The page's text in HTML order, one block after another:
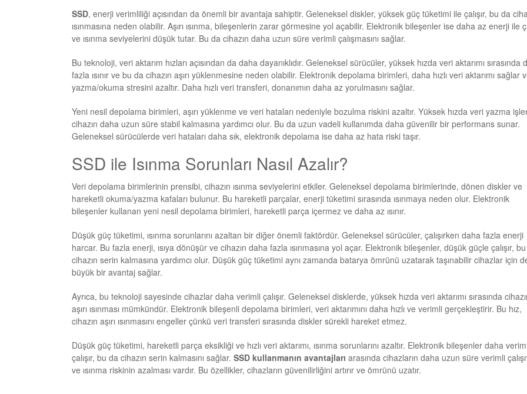
SSD, enerji verimliliği açısından da önemli bir avantaja sahiptir. Geleneksel diskler, yüksek güç tüketimi ile çalışır, bu da
ısınmasına neden olabilir. Aşırı ısınma, bileşenlerin zarar görmesine yol açabilir. Elektronik bileşenler ise daha az enerji ile
ve ısınma seviyelerini düşük tutar. Bu da cihazın daha uzun süre verimli çalışmasını sağlar.
Bu teknoloji, veri aktarım hızları açısından da daha dayanıklıdır. Geleneksel sürücüler, yüksek hızda veri aktarımı sırasında
fazla ısınır ve bu da cihazın aşırı yüklenmesine neden olabilir. Elektronik depolama birimleri, daha hızlı veri aktarımı sağlar
yazma/okuma stresini azaltır. Daha hızlı veri transferi, donanımın daha az yorulmasını sağlar.
Yeni nesil depolama birimleri, aşırı yüklenme ve veri hataları nedeniyle bozulma riskini azaltır. Yüksek hızda veri yazma
cihazın daha uzun süre stabil kalmasına yardımcı olur. Bu da uzun vadeli kullanımda daha güvenilir bir performans sunar.
Geleneksel sürücülerde veri hataları daha sık, elektronik depolama ise daha az hata riski taşır.
SSD ile Isınma Sorunları Nasıl Azalır?
Veri depolama birimlerinin prensibi, cihazın ısınma seviyelerini etkiler. Geleneksel depolama birimlerinde, dönen diskler ve
hareketli okuma/yazma kafaları bulunur. Bu hareketli parçalar, enerji tüketimi sırasında ısınmaya neden olur. Elektronik
bileşenler kullanan yeni nesil depolama birimleri, hareketli parça içermez ve daha az ısınır.
Düşük güç tüketimi, ısınma sorunlarını azaltan bir diğer önemli faktördür. Geleneksel sürücüler, çalışırken daha fazla enerji
harcar. Bu fazla enerji, ısıya dönüşür ve cihazın daha fazla ısınmasına yol açar. Elektronik bileşenler, düşük güçle çalışır,
cihazın serin kalmasına yardımcı olur. Düşük güç tüketimi aynı zamanda batarya ömrünü uzatarak taşınabilir cihazlar için
büyük bir avantaj sağlar.
Ayrıca, bu teknoloji sayesinde cihazlar daha verimli çalışır. Geleneksel disklerde, yüksek hızda veri aktarımı sırasında
aşırı ısınması mümkündür. Elektronik bileşenli depolama birimleri, veri aktarımını daha hızlı ve verimli gerçekleştirir. Bu hız,
cihazın aşırı ısınmasını engeller çünkü veri transferi sırasında diskler sürekli hareket etmez.
Düşük güç tüketimi, hareketli parça eksikliği ve hızlı veri aktarımı, ısınma sorunlarını azaltır. Elektronik bileşenler daha
çalışır, bu da cihazın serin kalmasını sağlar. SSD kullanmanın avantajları arasında cihazların daha uzun süre verimli
ve ısınma riskinin azalması vardır. Bu özellikler, cihazların güvenilirliğini artırır ve ömrünü uzatır.